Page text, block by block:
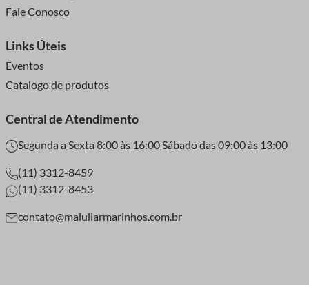
Fale Conosco
Links Úteis
Eventos
Catalogo de produtos
Central de Atendimento
Segunda a Sexta 8:00 às 16:00 Sábado das 09:00 às 13:00
(11) 3312-8459
(11) 3312-8453
contato@maluliarmarinhos.com.br